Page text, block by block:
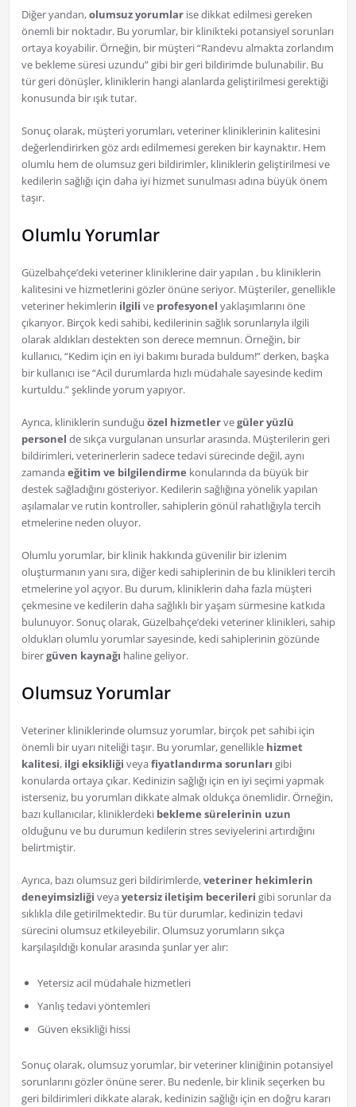
Diğer yandan,olumsuz yorumlarise dikkat edilmesi gereken
önemli bir noktadır. Bu yorumlar, bir klinikteki potansiyel sorunları
ortaya koyabilir. Örneğin, bir müşteri “Randevu almakta zorlandım
ve bekleme süresi uzundu” gibi bir geri bildirimde bulunabilir. Bu
tür geri dönüşler, kliniklerin hangi alanlarda geliştirilmesi gerektiği
konusunda bir ışık tutar.
Sonuç olarak, müşteri yorumları, veteriner kliniklerinin kalitesini
değerlendirirken göz ardı edilmemesi gereken bir kaynaktır. Hem
olumlu hem de olumsuz geri bildirimler, kliniklerin geliştirilmesi ve
kedilerin sağlığı için daha iyi hizmet sunulması adına büyük önem
taşır.
Olumlu Yorumlar
Güzelbahçe’deki veteriner kliniklerine dair yapılan , bu kliniklerin
kalitesini ve hizmetlerini gözler önüne seriyor. Müşteriler, genellikle
veteriner hekimlerin ilgili ve profesyonel yaklaşımlarını öne
çıkarıyor. Birçok kedi sahibi, kedilerinin sağlık sorunlarıyla ilgili
olarak aldıkları destekten son derece memnun. Örneğin, bir
kullanıcı, “Kedim için en iyi bakımı burada buldum!” derken, başka
bir kullanıcı ise “Acil durumlarda hızlı müdahale sayesinde kedim
kurtuldu.” şeklinde yorum yapıyor.
Ayrıca, kliniklerin sunduğu özel hizmetlervegüler yüzlü
personel de sıkça vurgulanan unsurlar arasında. Müşterilerin geri
bildirimleri, veterinerlerin sadece tedavi sürecinde değil, aynı
zamandaeğitim ve bilgilendirme konularında da büyük bir
destek sağladığını gösteriyor. Kedilerin sağlığına yönelik yapılan
aşılamalar ve rutin kontroller, sahiplerin gönül rahatlığıyla tercih
etmelerine neden oluyor.
Olumlu yorumlar, bir klinik hakkında güvenilir bir izlenim
oluşturmanın yanı sıra, diğer kedi sahiplerinin de bu klinikleri tercih
etmelerine yol açıyor. Bu durum, kliniklerin daha fazla müşteri
çekmesine ve kedilerin daha sağlıklı bir yaşam sürmesine katkıda
bulunuyor. Sonuç olarak, Güzelbahçe’deki veteriner klinikleri, sahip
oldukları olumlu yorumlar sayesinde, kedi sahiplerinin gözünde
birergüven kaynağı haline geliyor.
Olumsuz Yorumlar
Veteriner kliniklerinde olumsuz yorumlar, birçok pet sahibi için
önemli bir uyarı niteliği taşır. Bu yorumlar, genellikle hizmet
kalitesi, ilgi eksikliği veyafiyatlandırma sorunları gibi
konularda ortaya çıkar. Kedinizin sağlığı için en iyi seçimi yapmak
isterseniz, bu yorumları dikkate almak oldukça önemlidir. Örneğin,
bazı kullanıcılar, kliniklerdeki bekleme sürelerinin uzun
olduğunu ve bu durumun kedilerin stres seviyelerini artırdığını
belirtmiştir.
Ayrıca, bazı olumsuz geri bildirimlerde,veteriner hekimlerin
deneyimsizliği veyayetersiz iletişim becerileri gibi sorunlar da
sıklıkla dile getirilmektedir. Bu tür durumlar, kedinizin tedavi
sürecini olumsuz etkileyebilir. Olumsuz yorumların sıkça
karşılaşıldığı konular arasında şunlar yer alır:
Yetersiz acil müdahale hizmetleri
Yanlış tedavi yöntemleri
Güven eksikliği hissi
Sonuç olarak, olumsuz yorumlar, bir veteriner kliniğinin potansiyel
sorunlarını gözler önüne serer. Bu nedenle, bir klinik seçerken bu
geri bildirimleri dikkate alarak, kedinizin sağlığı için en doğru kararı